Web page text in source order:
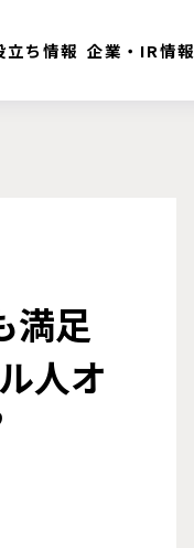
立ち情報 企業・IR情報
満足
人オ